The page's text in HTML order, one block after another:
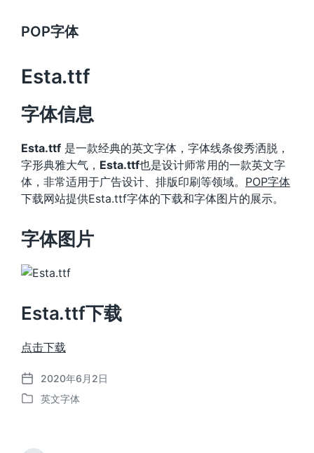
POP字体
Esta.ttf
字体信息
Esta.ttf 是一款经典的英文字体，字体线条俊秀洒脱，
字形典雅大气， Esta.ttf也是设计师常用的一款英文字
体，非常适用于广告设计、排版印刷等领域。 POP字体
下载网站提供Esta.ttf字体的下载和字体图片的展示。
字体图片
Esta.ttf下载
点击下载
发
布
2020年6月2日
发
英文字体